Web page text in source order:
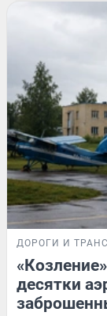
ДОРОГИ И
десятки